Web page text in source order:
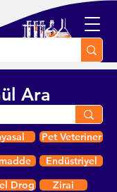
Ara
Pet Veteriner
Endüstriyel
Drog Zirai